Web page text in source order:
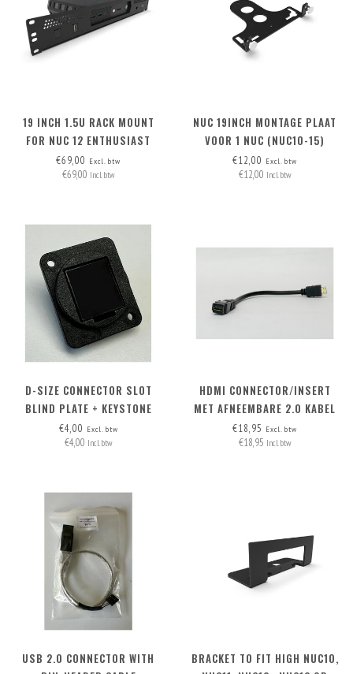
19 INCH 1.5U RACK MOUNT
FOR NUC 12 ENTHUSIAST
€69,00 Excl. btw
€69,00 Incl. btw
NUC 19INCH MONTAGE PLAAT
VOOR 1 NUC (NUC10-15)
€12,00 Excl. btw
€12,00 Incl. btw
D-SIZE CONNECTOR SLOT
BLIND PLATE + KEYSTONE
OPTION
€4,00 Excl. btw
€4,00 Incl. btw
HDMI CONNECTOR/INSERT
MET AFNEEMBARE 2.0 KABEL
HDMI-A>HDMI-A
€18,95 Excl. btw
€18,95 Incl. btw
USB 2.0 CONNECTOR WITH
BRACKET TO FIT HIGH NUC10,